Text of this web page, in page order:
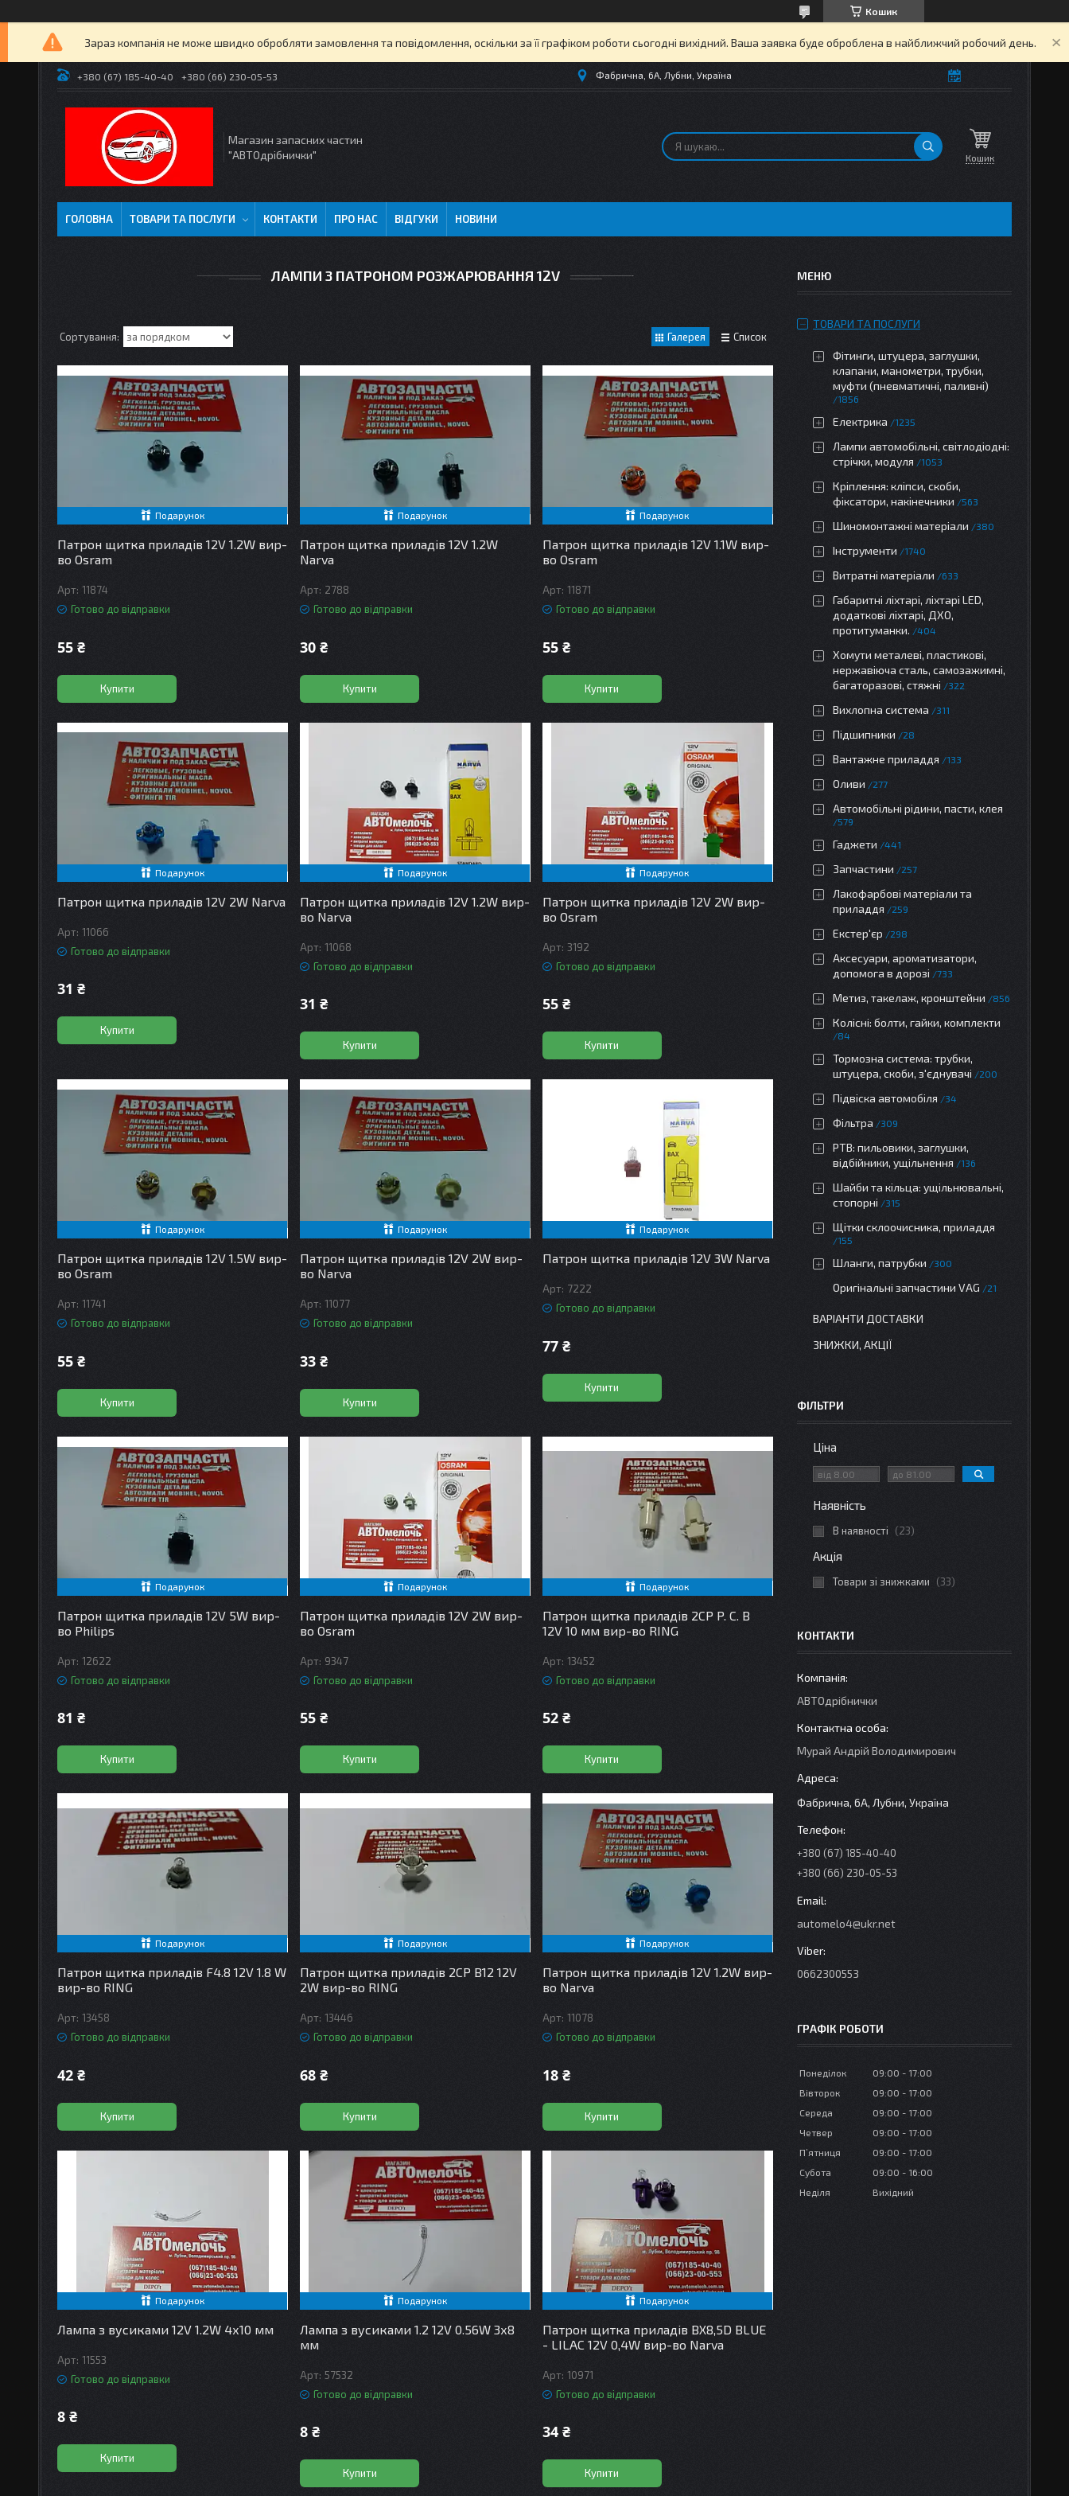
Кошик
Зараз компанія не може швидко обробляти замовлення та повідомлення, оскільки за її графіком роботи сьогодні вихідний. Ваша заявка буде оброблена в найближчий робочий день.
+380 (67) 185-40-40 +380 (66) 230-05-53 Фабрична, 6А, Лубни, Україна
Магазин запасних частин
"АВТОдрібнички"
Кошик
ГОЛОВНА ТОВАРИ ТА ПОСЛУГИ КОНТАКТИ ПРО НАС ВІДГУКИ НОВИНИ
ЛАМПИ З ПАТРОНОМ РОЗЖАРЮВАННЯ 12V
Галерея Список
Подарунок
Патрон щитка приладів 12V 1.2W вир-
во Osram
11874
Готово до відправки
55 ₴
Купити
Подарунок
Патрон щитка приладів 12V 1.2W
Narva
2788
Готово до відправки
30 ₴
Купити
Подарунок
Патрон щитка приладів 12V 1.1W вир-
во Osram
11871
Готово до відправки
55 ₴
Купити
Подарунок
Патрон щитка приладів 12V 2W Narva
11066
Готово до відправки
31 ₴
Купити
Подарунок
Патрон щитка приладів 12V 1.2W вир-
во Narva
11068
Готово до відправки
31 ₴
Купити
Подарунок
Патрон щитка приладів 12V 2W вир-
во Osram
3192
Готово до відправки
55 ₴
Купити
Подарунок
Патрон щитка приладів 12V 1.5W вир-
во Osram
11741
Готово до відправки
55 ₴
Купити
Подарунок
Патрон щитка приладів 12V 2W вир-
во Narva
11077
Готово до відправки
33 ₴
Купити
Подарунок
Патрон щитка приладів 12V 3W Narva
7222
Готово до відправки
77 ₴
Купити
Подарунок
Патрон щитка приладів 12V 5W вир-
во Philips
12622
Готово до відправки
81 ₴
Купити
Подарунок
Патрон щитка приладів 12V 2W вир-
во Osram
9347
Готово до відправки
55 ₴
Купити
Подарунок
Патрон щитка приладів 2CP P. C. B
12V 10 мм вир-во RING
13452
Готово до відправки
52 ₴
Купити
Подарунок
Патрон щитка приладів F4.8 12V 1.8 W
вир-во RING
13458
Готово до відправки
42 ₴
Купити
Подарунок
Патрон щитка приладів 2CP B12 12V
2W вир-во RING
13446
Готово до відправки
68 ₴
Купити
Подарунок
Патрон щитка приладів 12V 1.2W вир-
во Narva
11078
Готово до відправки
18 ₴
Купити
Подарунок
Лампа з вусиками 12V 1.2W 4х10 мм
11553
Готово до відправки
8 ₴
Купити
Подарунок
Лампа з вусиками 1.2 12V 0.56W 3х8
мм
57532
Готово до відправки
8 ₴
Купити
Подарунок
Патрон щитка приладів BX8,5D BLUE
- LILAC 12V 0,4W вир-во Narva
10971
Готово до відправки
34 ₴
Купити
ТОВАРИ ТА ПОСЛУГИ
Фітинги, штуцера, заглушки,
клапани, манометри, трубки,
муфти (пневматичні, паливні)
1856
Електрика 1235
Лампи автомобільні, світлодіодні:
стрічки, модуля
1053
Кріплення: кліпси, скоби,
фіксатори, накінечники
563
Шиномонтажні матеріали 380
Інструменти 1740
Витратні матеріали 633
Габаритні ліхтарі, ліхтарі LED,
додаткові ліхтарі, ДХО,
протитуманки.
404
Хомути металеві, пластикові,
нержавіюча сталь, самозажимні,
багаторазові, стяжні
322
Вихлопна система 311
Підшипники 28
Вантажне приладдя 133
Оливи 277
Автомобільні рідини, пасти, клея
579
Гаджети 441
Запчастини 257
Лакофарбові матеріали та
приладдя
259
Екстер'єр 298
Аксесуари, ароматизатори,
допомога в дорозі
733
Метиз, такелаж, кронштейни 856
Колісні: болти, гайки, комплекти
84
Тормозна система: трубки,
штуцера, скоби, з'єднувачі
200
Підвіска автомобіля 34
Фільтра 309
РТВ: пильовики, заглушки,
відбійники, ущільнення
136
Шайби та кільца: ущільнювальні,
стопорні
315
Щітки склоочисника, приладдя
155
Шланги, патрубки 300
Оригінальні запчастини VAG 21
ВАРІАНТИ ДОСТАВКИ
ЗНИЖКИ, АКЦІЇ
ФІЛЬТРИ
Ціна
Наявність
В наявності 23
Акція
Товари зі знижками 33
КОНТАКТИ
АВТОдрібнички
Мурай Андрій Володимирович
Фабрична, 6А, Лубни, Україна
+380 (67) 185-40-40
+380 (66) 230-05-53
automelo4@ukr.net
0662300553
ГРАФІК РОБОТИ
Понеділок 09:00
17:00
Вівторок
09:00
17:00
Середа
09:00
17:00
Четвер
09:00
17:00
Пʼятниця
09:00
17:00
Субота
09:00
16:00
Неділя
Вихідний